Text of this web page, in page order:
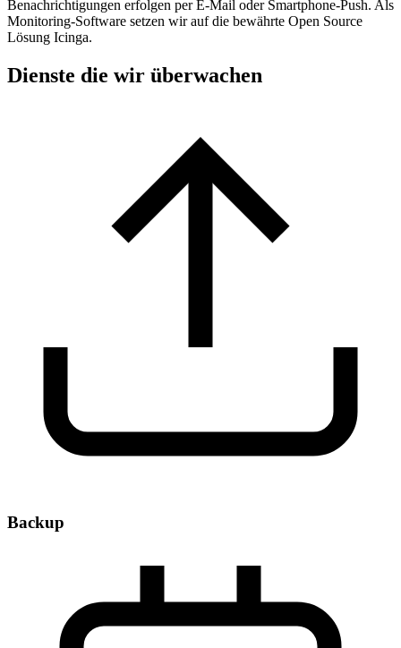
Benachrichtigungen erfolgen per E-Mail oder Smartphone-Push. Als
Monitoring-Software setzen wir auf die bewährte Open Source
Lösung Icinga.
Dienste die wir überwachen
Backup